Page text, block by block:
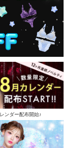
ンダー配布開始♪